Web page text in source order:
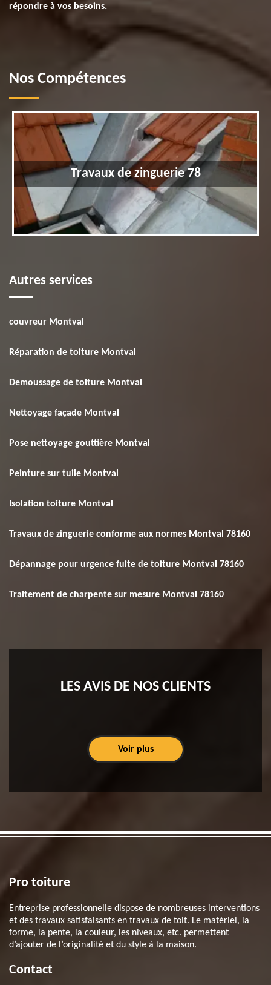
répondre à vos besoins.
Nos Compétences
Travaux de zinguerie 78
Autres services
couvreur Montval
Réparation de toiture Montval
Demoussage de toiture Montval
Nettoyage façade Montval
Pose nettoyage gouttière Montval
Peinture sur tuile Montval
Isolation toiture Montval
Travaux de zinguerie conforme aux normes Montval 78160
Dépannage pour urgence fuite de toiture Montval 78160
Traitement de charpente sur mesure Montval 78160
LES AVIS DE NOS CLIENTS
Voir plus
Pro toiture
Entreprise professionnelle dispose de nombreuses interventions
et des travaux satisfaisants en travaux de toit. Le matériel, la
forme, la pente, la couleur, les niveaux, etc. permettent
d’ajouter de l’originalité et du style à la maison.
Contact